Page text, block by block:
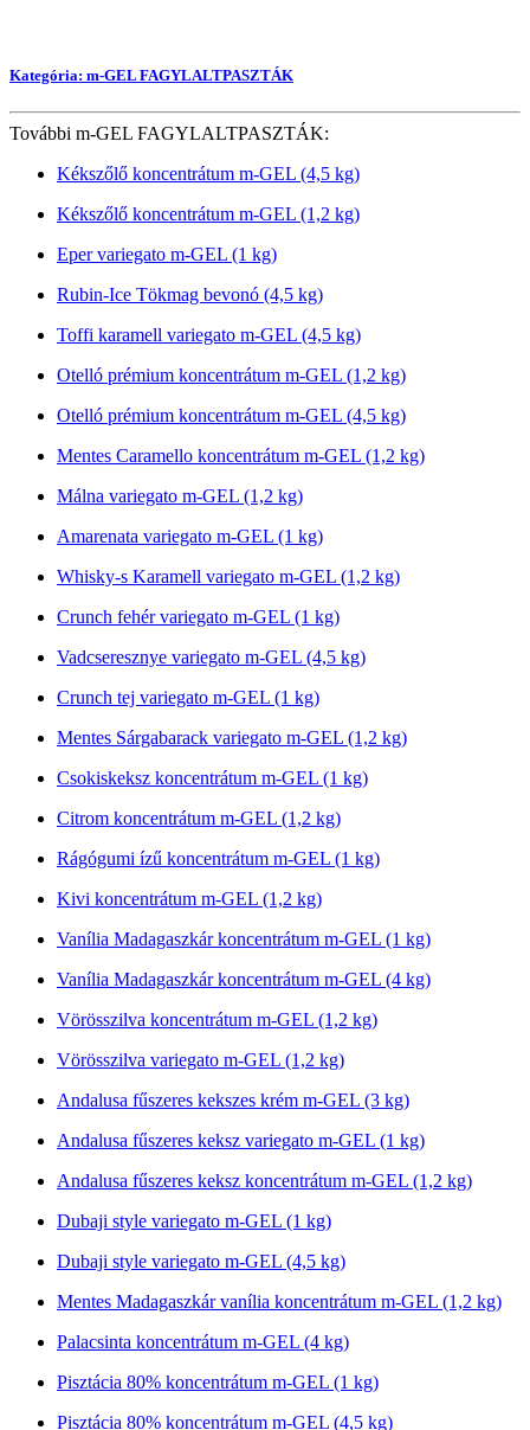
Kategória: m-GEL FAGYLALTPASZTÁK
További m-GEL FAGYLALTPASZTÁK:
Kékszőlő koncentrátum m-GEL (4,5 kg)
Kékszőlő koncentrátum m-GEL (1,2 kg)
Eper variegato m-GEL (1 kg)
Rubin-Ice Tökmag bevonó (4,5 kg)
Toffi karamell variegato m-GEL (4,5 kg)
Otelló prémium koncentrátum m-GEL (1,2 kg)
Otelló prémium koncentrátum m-GEL (4,5 kg)
Mentes Caramello koncentrátum m-GEL (1,2 kg)
Málna variegato m-GEL (1,2 kg)
Amarenata variegato m-GEL (1 kg)
Whisky-s Karamell variegato m-GEL (1,2 kg)
Crunch fehér variegato m-GEL (1 kg)
Vadcseresznye variegato m-GEL (4,5 kg)
Crunch tej variegato m-GEL (1 kg)
Mentes Sárgabarack variegato m-GEL (1,2 kg)
Csokiskeksz koncentrátum m-GEL (1 kg)
Citrom koncentrátum m-GEL (1,2 kg)
Rágógumi ízű koncentrátum m-GEL (1 kg)
Kivi koncentrátum m-GEL (1,2 kg)
Vanília Madagaszkár koncentrátum m-GEL (1 kg)
Vanília Madagaszkár koncentrátum m-GEL (4 kg)
Vörösszilva koncentrátum m-GEL (1,2 kg)
Vörösszilva variegato m-GEL (1,2 kg)
Andalusa fűszeres kekszes krém m-GEL (3 kg)
Andalusa fűszeres keksz variegato m-GEL (1 kg)
Andalusa fűszeres keksz koncentrátum m-GEL (1,2 kg)
Dubaji style variegato m-GEL (1 kg)
Dubaji style variegato m-GEL (4,5 kg)
Mentes Madagaszkár vanília koncentrátum m-GEL (1,2 kg)
Palacsinta koncentrátum m-GEL (4 kg)
Pisztácia 80% koncentrátum m-GEL (1 kg)
Pisztácia 80% koncentrátum m-GEL (4,5 kg)